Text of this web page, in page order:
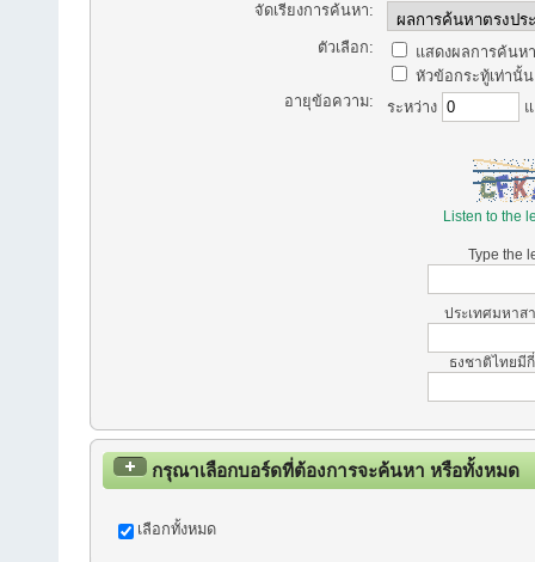
จัดเรียงการค้นหา:
ตัวเลือก:
แสดงผลการค้นห
หัวข้อกระทู้เท่านั้น
อายุข้อความ:
ระหว่าง
Listen to the
Type the
ประเทศมหาส
ธงชาติไทยมี
กรุณาเลือกบอร์ดที่ต้องการจะค้นหา หรือทั้งหมด
เลือกทั้งหมด